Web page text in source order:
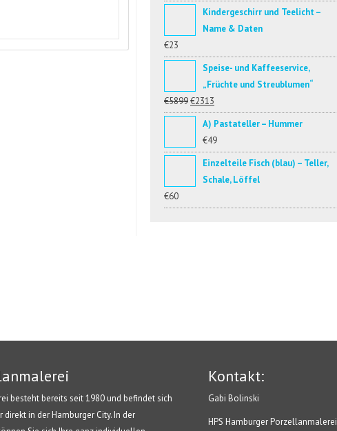
Kindergeschirr und Teelicht –
Name & Daten
€23
Speise- und Kaffeeservice,
„Früchte und Streublumen“
€5899€2313
A) Pastateller – Hummer
€49
Einzelteile Fisch (blau) – Teller,
Schale, Löffel
€60
besteht bereits seit 1980 und befindet sich
in der Hamburger City. In der
Kontakt:
Gabi Bolinski
HPS Hamburger Porzellanmalerei